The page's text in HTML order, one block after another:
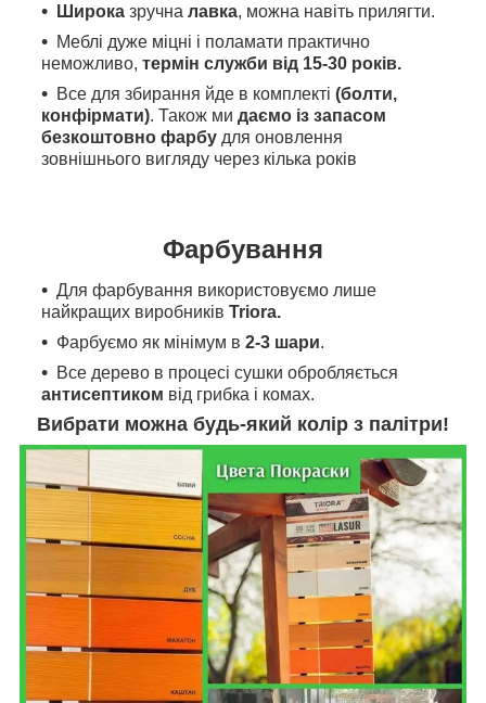
Широка зручна лавка, можна навіть прилягти.
Меблі дуже міцні і поламати практично
неможливо, термін служби від 15-30 років.
Все для збирання йде в комплекті (болти,
конфірмати). Також ми даємо із запасом
безкоштовно фарбу для оновлення
зовнішнього вигляду через кілька років
Фарбування
Для фарбування використовуємо лише
найкращих виробників Triora.
Фарбуємо як мінімум в 2-3 шари.
Все дерево в процесі сушки обробляється
антисептиком від грибка і комах.
Вибрати можна будь-який колір з палітри!